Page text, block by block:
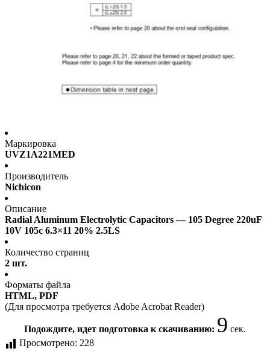
Маркировка
UVZ1A221MED
Производитель
Nichicon
Описание
Radial Aluminum Electrolytic Capacitors — 105 Degree 220uF
10V 105c 6.3×11 20% 2.5LS
Количество страниц
2 шт.
Форматы файла
HTML, PDF
(Для просмотра требуется Adobe Acrobat Reader)
Подождите, идет подготовка к скачиванию: 9 сек.
Просмотрено: 228